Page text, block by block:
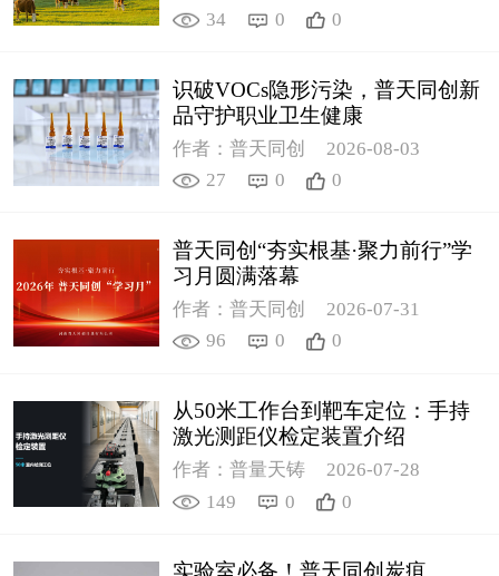
34
0 0
识破VOCs隐形污染，普天同创新
品守护职业卫生健康
作者：普天同创
2026-08-03
27
0 0
普天同创“夯实根基·聚力前行”学
习月圆满落幕
作者：普天同创
2026-07-31
96
0 0
从50米工作台到靶车定位：手持
激光测距仪检定装置介绍
作者：普量天铸
2026-07-28
149
0 0